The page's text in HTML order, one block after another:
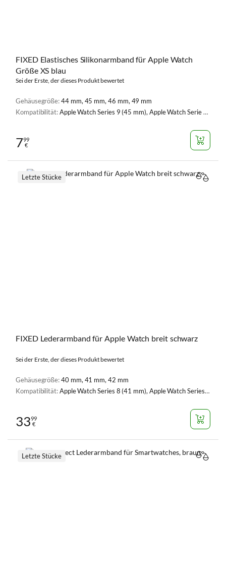
FIXED Elastisches Silikonarmband für Apple Watch
Größe XS blau
Sei der Erste, der dieses Produkt bewertet
Gehäusegröße:44 mm, 45 mm, 46 mm, 49 mm
Kompatibilität:Apple Watch Series 9 (45 mm), Apple Watch Serie 1, 2, 3 (42 mm), Apple Watch Serie 4, 5, 6, SE, SE 2 (44 mm), Apple Watch Series 7 (45 mm), Apple Watch Ultra (49 mm), Apple Watch Ultra 2 (49 mm)
799
€
FIXED Lederarmband für Apple Watch breit schwarz
Sei der Erste, der dieses Produkt bewertet
Gehäusegröße:40 mm, 41 mm, 42 mm
Kompatibilität:Apple Watch Series 8 (41 mm), Apple Watch Series 9 (41 mm), Apple Watch Serie 1, 2, 3 (38 mm), Apple Watch Serie 4, 5, 6, SE, SE 2 (40 mm), Apple Watch Series 7 (41 mm)
Letzte Stücke
3399
€
Letzte Stücke